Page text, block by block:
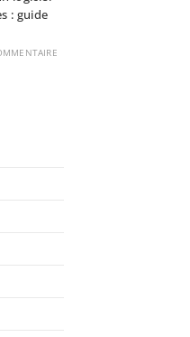
: guide